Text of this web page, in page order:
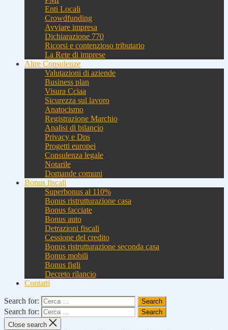
Enti Locali
Crowdfunding
Avviare impresa
Dichiarazione 770
Ricorsi e contenzioso tributario
La Rete di imprese
Altre Consulenze
Valutazioni di aziende
Business plan
Visura Cciaa
Sicurezza sul lavoro
Anatocismo
Registrazione Marchio
Analisi di bilancio
Privacy e Dps
Progetti europei
Consulenza legale
Notarile
Domande comuni
Bonus fiscali
Superbonus al 110%
Bonus ristrutturazione casa
Bonus facciate
Bonus auto
Detrazioni fiscali
Cessione del credito
Bonus ristrutturazione seconda casa
Bonus mobili
Bonus figli
Decreto rilancio
Contatti
Search for:
Search for:
Close search